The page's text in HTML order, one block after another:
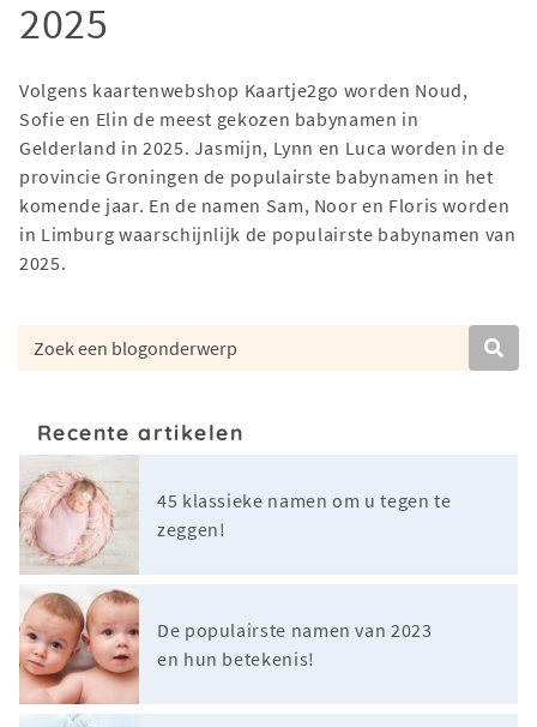
2025
Volgens kaartenwebshop Kaartje2go worden Noud,
Sofie en Elin de meest gekozen babynamen in
Gelderland in 2025. Jasmijn, Lynn en Luca worden in de
provincie Groningen de populairste babynamen in het
komende jaar. En de namen Sam, Noor en Floris worden
in Limburg waarschijnlijk de populairste babynamen van
2025.
Recente artikelen
45 klassieke namen om u tegen te
zeggen!
De populairste namen van 2023
en hun betekenis!